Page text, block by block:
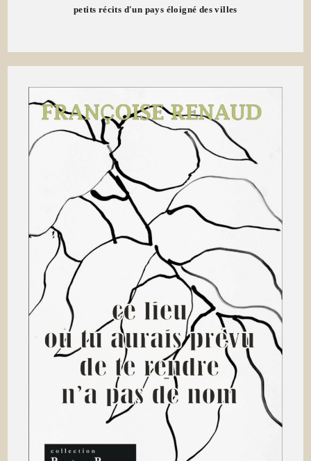
petits récits d'un pays éloigné des villes